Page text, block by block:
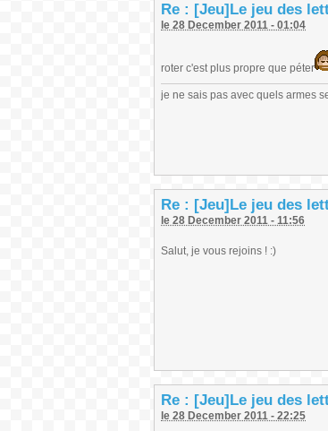
Re : [Jeu]Le jeu des
le 28 December 2011 - 01:04
roter c'est plus propre que péter
je ne sais pas avec quels armes
Re : [Jeu]Le jeu des
le 28 December 2011 - 11:56
Salut, je vous rejoins ! :)
Re : [Jeu]Le jeu des
le 28 December 2011 - 22:25